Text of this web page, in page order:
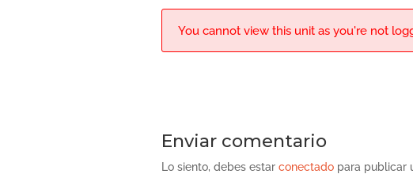
You cannot view this unit as you're not
Enviar comentario
Lo siento, debes estar conectadopara publicar